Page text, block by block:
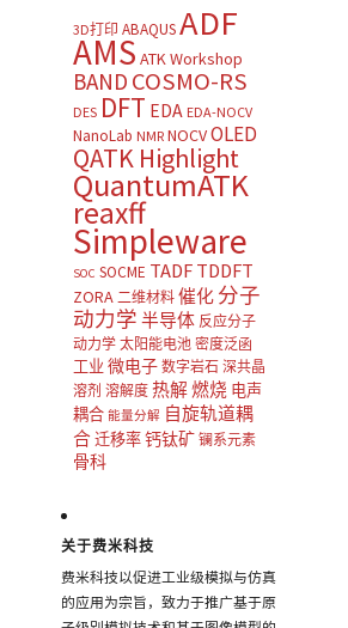
3D打印 ABAQUSADF
AMS ATK Workshop
BAND COSMO-RS
DES DFT EDA EDA-NOCV
NanoLab NMR NOCVOLED
QATK Highlight
QuantumATK
reaxff
Simpleware
SOC SOCME TADF TDDFT
ZORA 二维材料 催化 分子
动力学 半导体 反应分子
动力学 太阳能电池 密度泛函
工业 微电子 数字岩石 深共晶
溶剂 溶解度 热解燃烧 电声
耦合 能量分解 自旋轨道耦
合迁移率钙钛矿 镧系元素
骨科
关于费米科技
费米科技以促进工业级模拟与仿真
的应用为宗旨，致力于推广基于原